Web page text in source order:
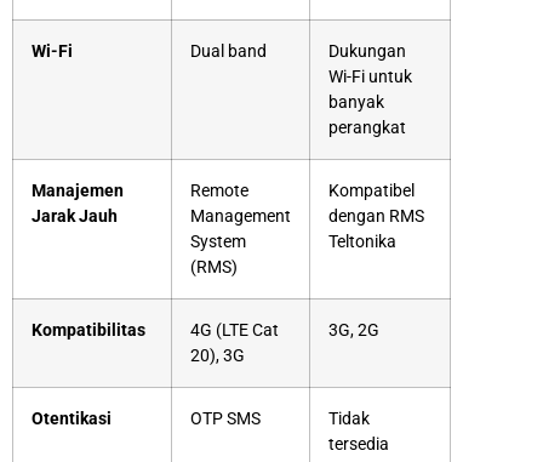
Wi-Fi Dual band
Dukungan
Wi-Fi untuk
banyak
perangkat
Manajemen
JarakJauh
Remote
Management
System
(RMS)
Kompatibel
dengan RMS
Teltonika
Kompatibilitas
4G (LTE Cat
20), 3G
3G, 2G
Otentikasi OTP SMS
Tidak
tersedia